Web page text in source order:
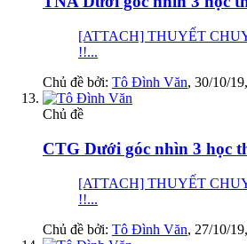
[ATTACH] THUYẾT
!!...
Chủ đề bởi: Tô Đình Văn, 30/10/19
Chủ đề
CTG Dưới góc nhìn 3 học
[ATTACH] THUYẾT
!!...
Chủ đề bởi: Tô Đình Văn, 27/10/19